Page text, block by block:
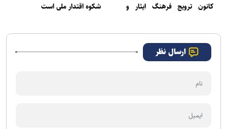
کانون ترویج فرهنگ ایثار و
شکوه اقتدار ملی است
ارسال نظر